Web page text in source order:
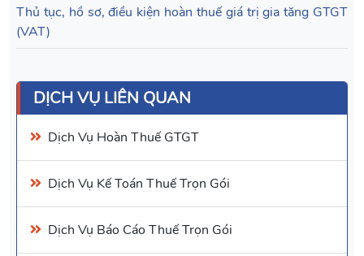
Thủ tục, hồ sơ, điều kiện hoàn thuế giá trị gia tăng GTGT
(VAT)
DỊCH VỤ LIÊN QUAN
Dịch Vụ Hoàn Thuế GTGT
Dịch Vụ Kế Toán Thuế Trọn Gói
Dịch Vụ Báo Cáo ThuếTrọn Gói